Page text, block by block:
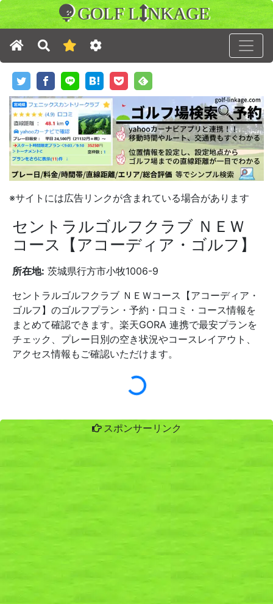
GOLF L NKAGE
※サイトには広告リンクが含まれている場合があります
セントラルゴルフクラブ ＮＥＷ
コース【アコーディア・ゴルフ】
所在地: 茨城県行方市小牧1006-9
セントラルゴルフクラブ ＮＥＷコース【アコーディア・
ゴルフ】のゴルフプラン・予約・口コミ・コース情報を
まとめて確認できます。楽天GORA 連携で最安プランを
チェック、プレー日別の空き状況やコースレイアウト、
アクセス情報もご確認いただけます。
スポンサーリンク